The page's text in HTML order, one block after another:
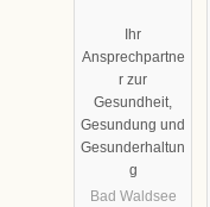
Klaus
Bammert
Ihr
Ansprechpartne
r zur
Gesundheit,
Gesundung und
Gesunderhaltun
g
Bad Waldsee